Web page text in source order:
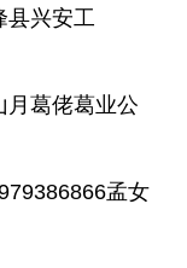
县兴安工
月葛佬葛业公
孟女